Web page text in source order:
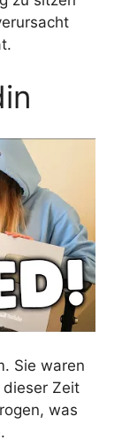
Sie waren
dieser Zeit
was